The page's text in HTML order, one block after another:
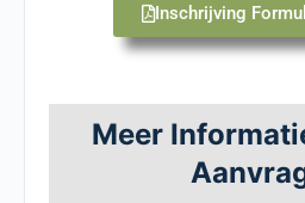
Inschrijving
Meer